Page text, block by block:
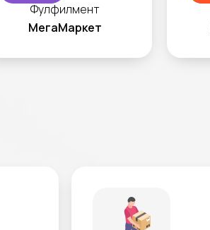
Фулфилмент
МегаМаркет